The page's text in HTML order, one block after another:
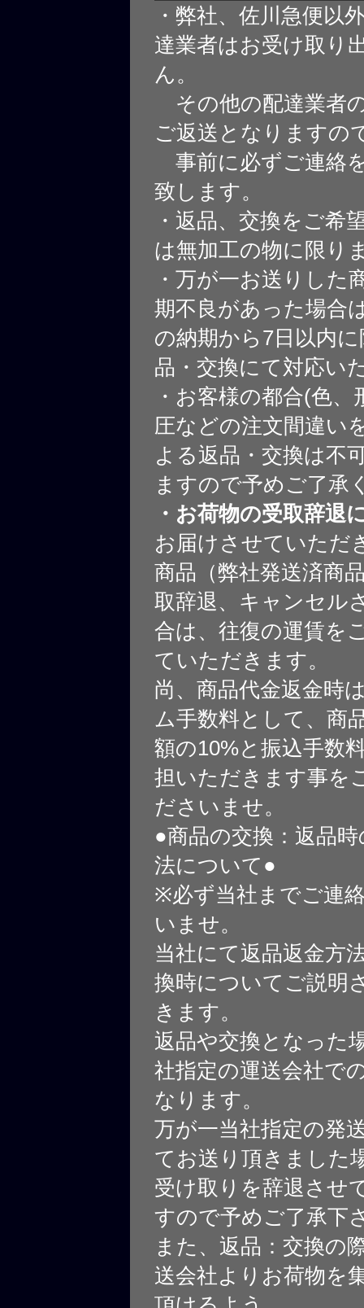
・弊社、佐川急便以
達業者はお受け取り
ん。
その他の配達業者
ご返送となりますの
事前に必ずご連絡
致します。
・返品、交換をご希
は無加工の物に限り
・万が一お送りした
期不良があった場合
の納期から7日以内
品・交換にて対応い
・お客様の都合(色、
圧などの注文間違い
よる返品・交換は不
ますので予めご了承
・お荷物の受取辞退
お届けさせていただ
商品（弊社発送済商
取辞退、キャンセル
合は、往復の運賃を
ていただきます。
尚、商品代金返金時
ム手数料として、商
額の10%と振込手数
担いただきます事を
ださいませ。
●商品の交換：返品
法について●
※必ず当社までご連
いませ。
当社にて返品返金方
換時についてご説明
きます。
返品や交換となった
社指定の運送会社で
なります。
万が一当社指定の発
てお送り頂きました
受け取りを辞退させ
すので予めご了承下
また、返品：交換の
送会社よりお荷物を